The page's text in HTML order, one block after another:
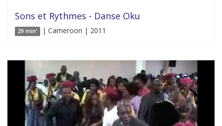
Sons et Rythmes - Danse Oku
29 min' | Cameroon | 2011